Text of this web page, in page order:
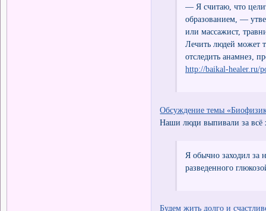
— Я считаю, что
образованием, —
или массажист,
Лечить людей может
отследить анамнез,
http://baikal-healer.ru/
Обсуждение темы
Наши люди выпивали за всё
Я обычно заходил за
разведенного
Будем жить долго и